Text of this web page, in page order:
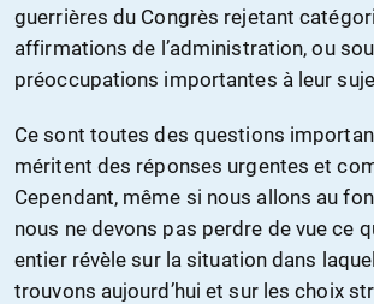
guerrières du Congrès rejetant
affirmations de l’administration, ou
préoccupations importantes à leur
Ce sont toutes des questions
méritent des réponses urgentes et
Cependant, même si nous allons au
nous ne devons pas perdre de vue ce
entier révèle sur la situation dans
trouvons aujourd’hui et sur les choix